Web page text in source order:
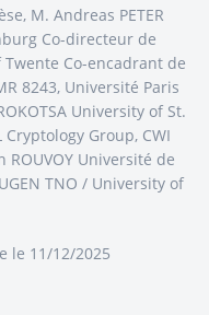
M. Andreas PETER
Co-directeur de
Co-encadrant de
8243, Université Paris
University of St.
Group, CWI
Université de
TNO / University of
le 11/12/2025